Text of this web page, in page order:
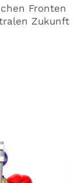
Fronten
Zukunft